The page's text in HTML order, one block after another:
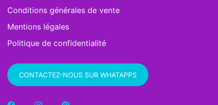
Conditions générales de vente
Mentions légales
Politique de confidentialité
CONTACTEZ-NOUS SUR WHATAPPS